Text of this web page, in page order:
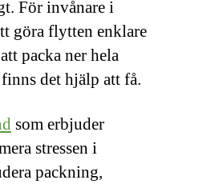
För invånare i
göra flytten enklare
packa ner hela
det hjälp att få.
som erbjuder
stressen i
packning,